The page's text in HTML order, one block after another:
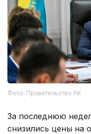
Фото: Правительство РК
За последнюю
снизились цены на